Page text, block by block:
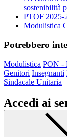
sostenibilità
PTOF 2025-
Modulistica
Potrebbero
Modulistica PON -
Genitori Insegnanti
Sindacale Unitaria
Accedi ai